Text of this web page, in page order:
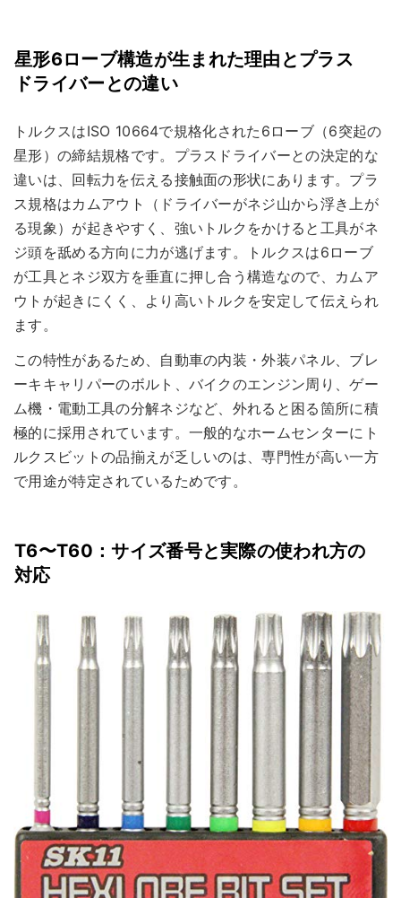
星形6ローブ構造が生まれた理由とプラス
ドライバーとの違い
トルクスはISO 10664で規格化された6ローブ（6突起の
星形）の締結規格です。プラスドライバーとの決定的な
違いは、回転力を伝える接触面の形状にあります。プラ
ス規格はカムアウト（ドライバーがネジ山から浮き上が
る現象）が起きやすく、強いトルクをかけると工具がネ
ジ頭を舐める方向に力が逃げます。トルクスは6ローブ
が工具とネジ双方を垂直に押し合う構造なので、カムア
ウトが起きにくく、より高いトルクを安定して伝えられ
ます。
この特性があるため、自動車の内装・外装パネル、ブレ
ーキキャリパーのボルト、バイクのエンジン周り、ゲー
ム機・電動工具の分解ネジなど、外れると困る箇所に積
極的に採用されています。一般的なホームセンターにト
ルクスビットの品揃えが乏しいのは、専門性が高い一方
で用途が特定されているためです。
T6〜T60：サイズ番号と実際の使われ方の
対応